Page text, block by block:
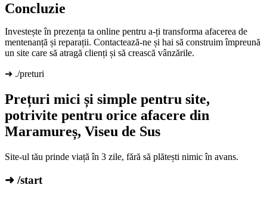
Concluzie
Investește în prezența ta online pentru a-ți transforma afacerea de
mentenanță și reparații. Contactează-ne și hai să construim împreună
un site care să atragă clienți și să crească vânzările.
➜ ./preturi
Prețuri mici și simple pentru site,
potrivite pentru orice afacere din
Maramureș, Viseu de Sus
Site-ul tău prinde viață în 3 zile, fără să plătești nimic în avans.
➜ /start